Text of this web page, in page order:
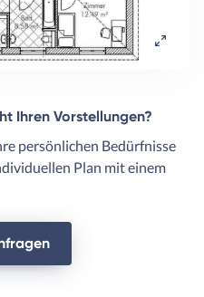
Ihren Vorstellungen?
persönlichen Bedürfnisse
Plan mit einem